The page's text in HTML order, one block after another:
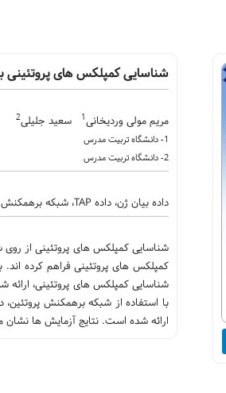
شناسایی کمپلکس‎ های پروتئینی با استفاده از داده‎ های زیستی و خوشه بندی فازی
مریم مولی وردیخانی1 سعید جلیلی2
1- دانشگاه تربیت مدرس
2- دانشگاه تربیت مدرس
داده بیان ژن، داده TAP، شبکه برهمکنش پروتئین، کمپلکس پروتئینی، گراف هستان شناسی ژن
ارائه شده است. نتایج آزمایش ‎ها نشان می دهد این روش نسبت به سایر روش‌ های به روز شناسایی کمپلکس ‎های پروتئینی عملکرد بهتری دارد.